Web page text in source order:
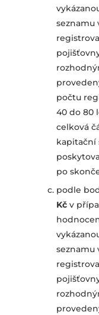
seznamu
počtu
40 do 80
celková
kapitační
po
podle
Kč v
seznamu